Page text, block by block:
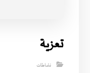
تعزية
نشاطات